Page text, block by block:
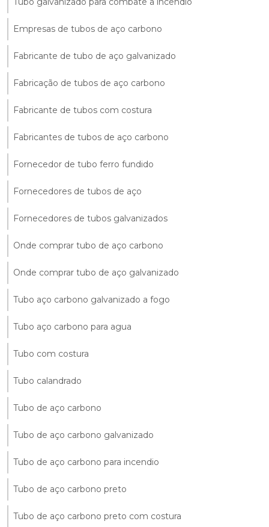
Empresas de tubos de aço carbono
Fabricante de tubo de aço galvanizado
Fabricação de tubos de aço carbono
Fabricante de tubos com costura
Fabricantes de tubos de aço carbono
Fornecedor de tubo ferro fundido
Fornecedores de tubos de aço
Fornecedores de tubos galvanizados
Onde comprar tubo de aço carbono
Onde comprar tubo de aço galvanizado
Tubo aço carbono galvanizado a fogo
Tubo aço carbono para agua
Tubo com costura
Tubo calandrado
Tubo de aço carbono
Tubo de aço carbono galvanizado
Tubo de aço carbono para incendio
Tubo de aço carbono preto
Tubo de aço carbono preto com costura